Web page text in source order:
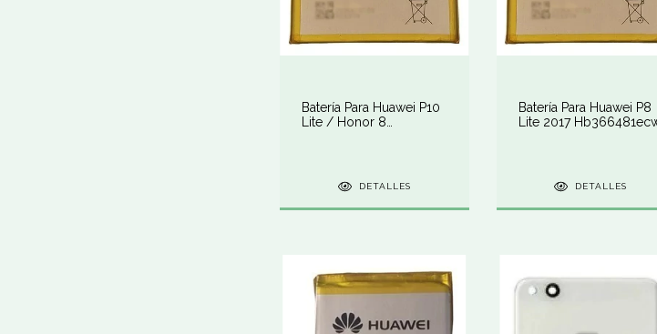
Batería Para Huawei P10
Lite / Honor 8
DETALLES
Batería Para Huawei P8
Lite 2017
DETALLES